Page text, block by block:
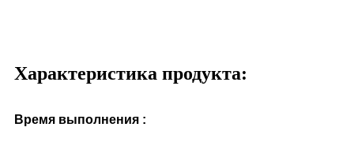
Характеристика продукта:
Время выполнения :